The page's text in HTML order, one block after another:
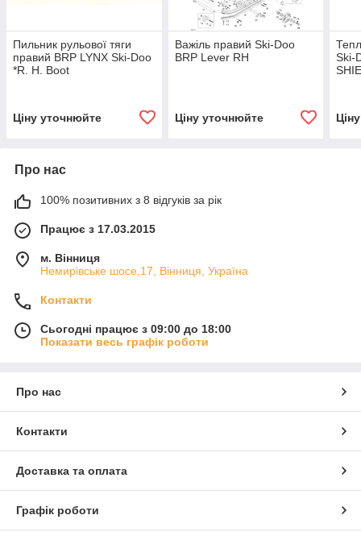
Пильник рульової тяги
правий BRP LYNX Ski-Doo
*R. H. Boot
Ціну уточнюйте
Важіль правий Ski-Doo
BRP Lever RH
Ціну уточнюйте
Ski-
Про нас
100% позитивних з 8 відгуків за рік
Працює з 17.03.2015
м. Вінниця
Немирівське шосе,17, Вінниця, Україна
Контакти
Сьогодні працює з 09:00 до 18:00
Показати весь графік роботи
Про нас
Контакти
Доставка та оплата
Графік роботи